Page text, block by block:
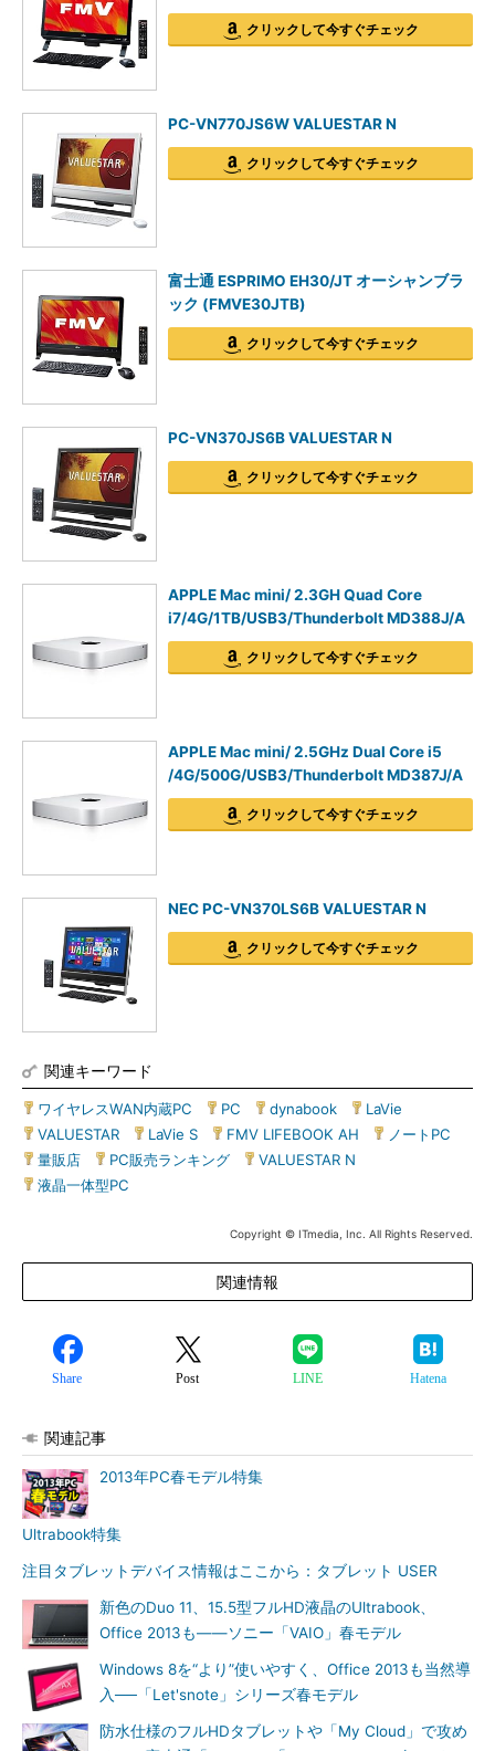
クリックして今すぐチェック
PC-VN770JS6W VALUESTAR N
クリックして今すぐチェック
富士通 ESPRIMO EH30/JT オーシャンブラ
ック (FMVE30JTB)
クリックして今すぐチェック
PC-VN370JS6B VALUESTAR N
クリックして今すぐチェック
APPLE Mac mini/ 2.3GH Quad Core
i7/4G/1TB/USB3/Thunderbolt MD388J/A
クリックして今すぐチェック
APPLE Mac mini/ 2.5GHz Dual Core i5
/4G/500G/USB3/Thunderbolt MD387J/A
クリックして今すぐチェック
NEC PC-VN370LS6B VALUESTAR N
クリックして今すぐチェック
関連キーワード
ワイヤレスWAN内蔵PC PC dynabook LaVie
VALUESTAR
LaVie S FMV LIFEBOOK AH ノートPC
量販店
PC販売ランキング VALUESTAR N
液晶一体型PC
Copyright © ITmedia, Inc. All Rights Reserved.
関連情報
Share Post LINE Hatena
関連記事
2013年PC春モデル特集
Ultrabook特集
注目タブレットデバイス情報はここから：タブレット USER
新色のDuo 11、15.5型フルHD液晶のUltrabook、
Office 2013も――ソニー「VAIO」春モデル
Windows 8を“より”使いやすく、Office 2013も当然導
入──「Let'snote」シリーズ春モデル
防水仕様のフルHDタブレットや「My Cloud」で攻め